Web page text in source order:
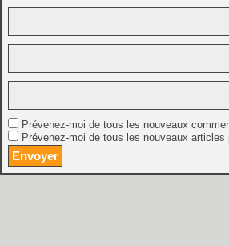
Prévenez-moi de tous les nouveaux
Prévenez-moi de tous les nouveaux articles